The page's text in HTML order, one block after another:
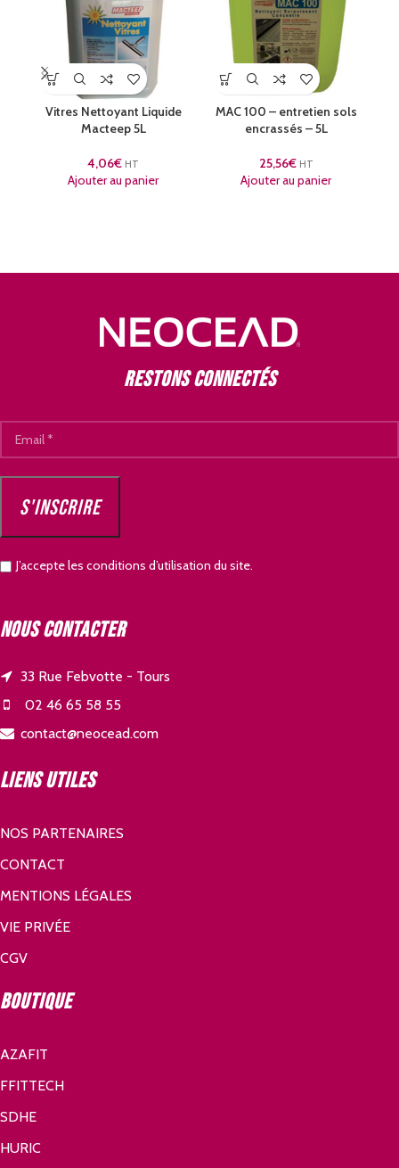
Vitres Nettoyant Liquide
Macteep 5L
4,06€ HT
Ajouter au panier
MAC 100 – entretien sols
encrassés – 5L
25,56€ HT
Ajouter au panier
Restons connectés
J’accepte les conditions d’utilisation du site.
Nous contacter
33 Rue Febvotte - Tours
02 46 65 58 55
contact@neocead.com
Liens utiles
NOS PARTENAIRES
CONTACT
MENTIONS LÉGALES
VIE PRIVÉE
CGV
Boutique
AZAFIT
FFITTECH
SDHE
HURIC